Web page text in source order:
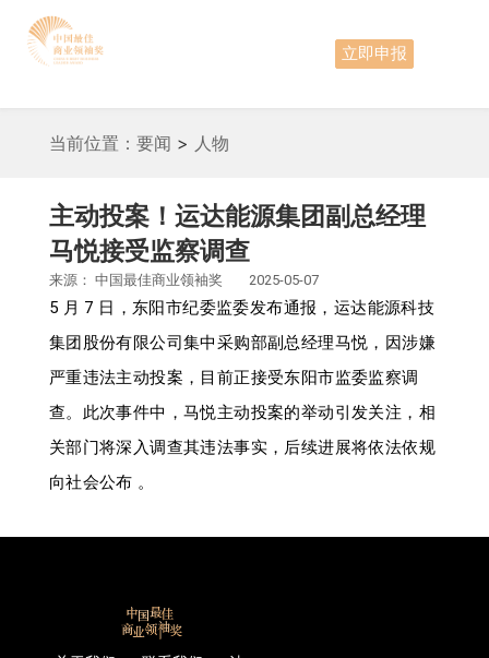
立即申报
当前位置： 要闻 > 人物
主动投案！运达能源集团副总经理
马悦接受监察调查
来源： 中国最佳商业领袖奖 2025-05-07
5 月 7 日，东阳市纪委监委发布通报，运达能源科技
集团股份有限公司集中采购部副总经理马悦，因涉嫌
严重违法主动投案，目前正接受东阳市监委监察调
查。此次事件中，马悦主动投案的举动引发关注，相
关部门将深入调查其违法事实，后续进展将依法依规
向社会公布 。